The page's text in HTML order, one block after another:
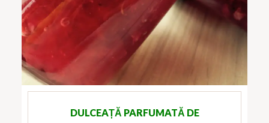
DULCEAȚĂ PARFUMATĂ DE